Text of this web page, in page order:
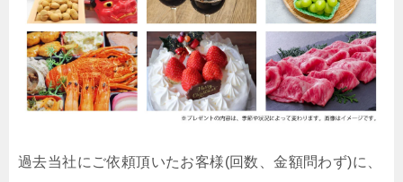
過去当社にご依頼頂いたお客様(回数、金額問わず)に、